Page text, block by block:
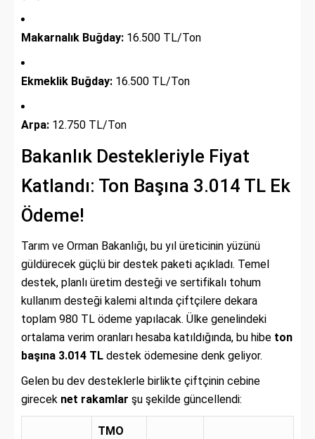
Makarnalık Buğday: 16.500 TL/Ton
Ekmeklik Buğday: 16.500 TL/Ton
Arpa: 12.750 TL/Ton
Bakanlık Destekleriyle Fiyat
Katlandı: Ton Başına 3.014 TL Ek
Ödeme!
Tarım ve Orman Bakanlığı, bu yıl üreticinin yüzünü
güldürecek güçlü bir destek paketi açıkladı. Temel
destek, planlı üretim desteği ve sertifikalı tohum
kullanım desteği kalemi altında çiftçilere dekara
toplam 980 TL ödeme yapılacak. Ülke genelindeki
ortalama verim oranları hesaba katıldığında, bu hibe ton
başına 3.014 TL destek ödemesine denk geliyor.
Gelen bu dev desteklerle birlikte çiftçinin cebine
girecek net rakamlar şu şekilde güncellendi:
TMO